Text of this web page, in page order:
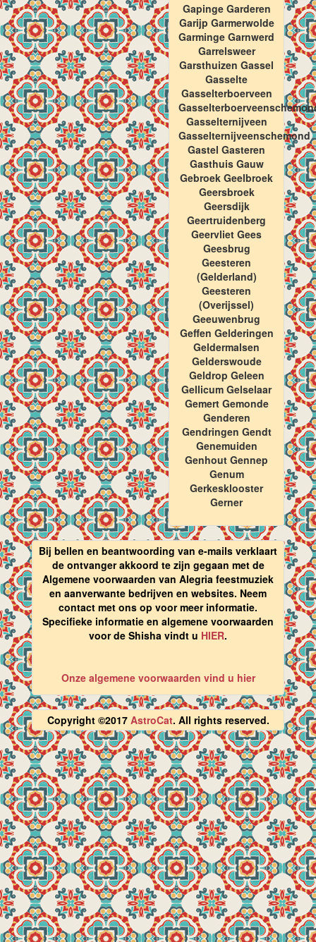
Gapinge Garderen
Garijp Garmerwolde
Garminge Garnwerd
Garrelsweer
Garsthuizen Gassel
Gasselte
Gasselterboerveen
Gasselternijveen
Gasselternijveenschemond
Gastel Gasteren
Gasthuis Gauw
Gebroek Geelbroek
Geersbroek
Geersdijk
Geertruidenberg
Geervliet Gees
Geesbrug
Geesteren
(Gelderland)
Geesteren
(Overijssel)
Geeuwenbrug
Geffen Gelderingen
Geldermalsen
Gelderswoude
Geldrop Geleen
Gellicum Gelselaar
Gemert Gemonde
Genderen
Gendringen Gendt
Genemuiden
Genhout Gennep
Genum
Gerkesklooster
Gerner
Bij bellen en beantwoording van e-mails verklaart
de ontvanger akkoord te zijn gegaan met de
Algemene voorwaarden van Alegria feestmuziek
en aanverwante bedrijven en websites. Neem
contact met ons op voor meer informatie.
Specifieke informatie en algemene voorwaarden
voor de Shisha vindt u HIER.
Onze algemene voorwaarden vind u hier
Copyright ©2017 AstroCat. All rights reserved.